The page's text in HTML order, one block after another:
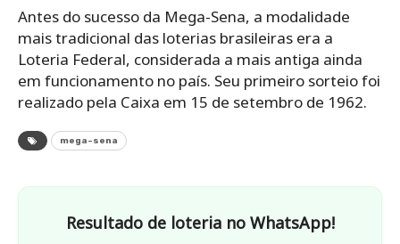
Antes do sucesso da Mega-Sena, a modalidade
mais tradicional das loterias brasileiras era a
Loteria Federal, considerada a mais antiga ainda
em funcionamento no país. Seu primeiro sorteio foi
realizado pela Caixa em 15 de setembro de 1962.
mega-sena
Resultado de loteria no WhatsApp!